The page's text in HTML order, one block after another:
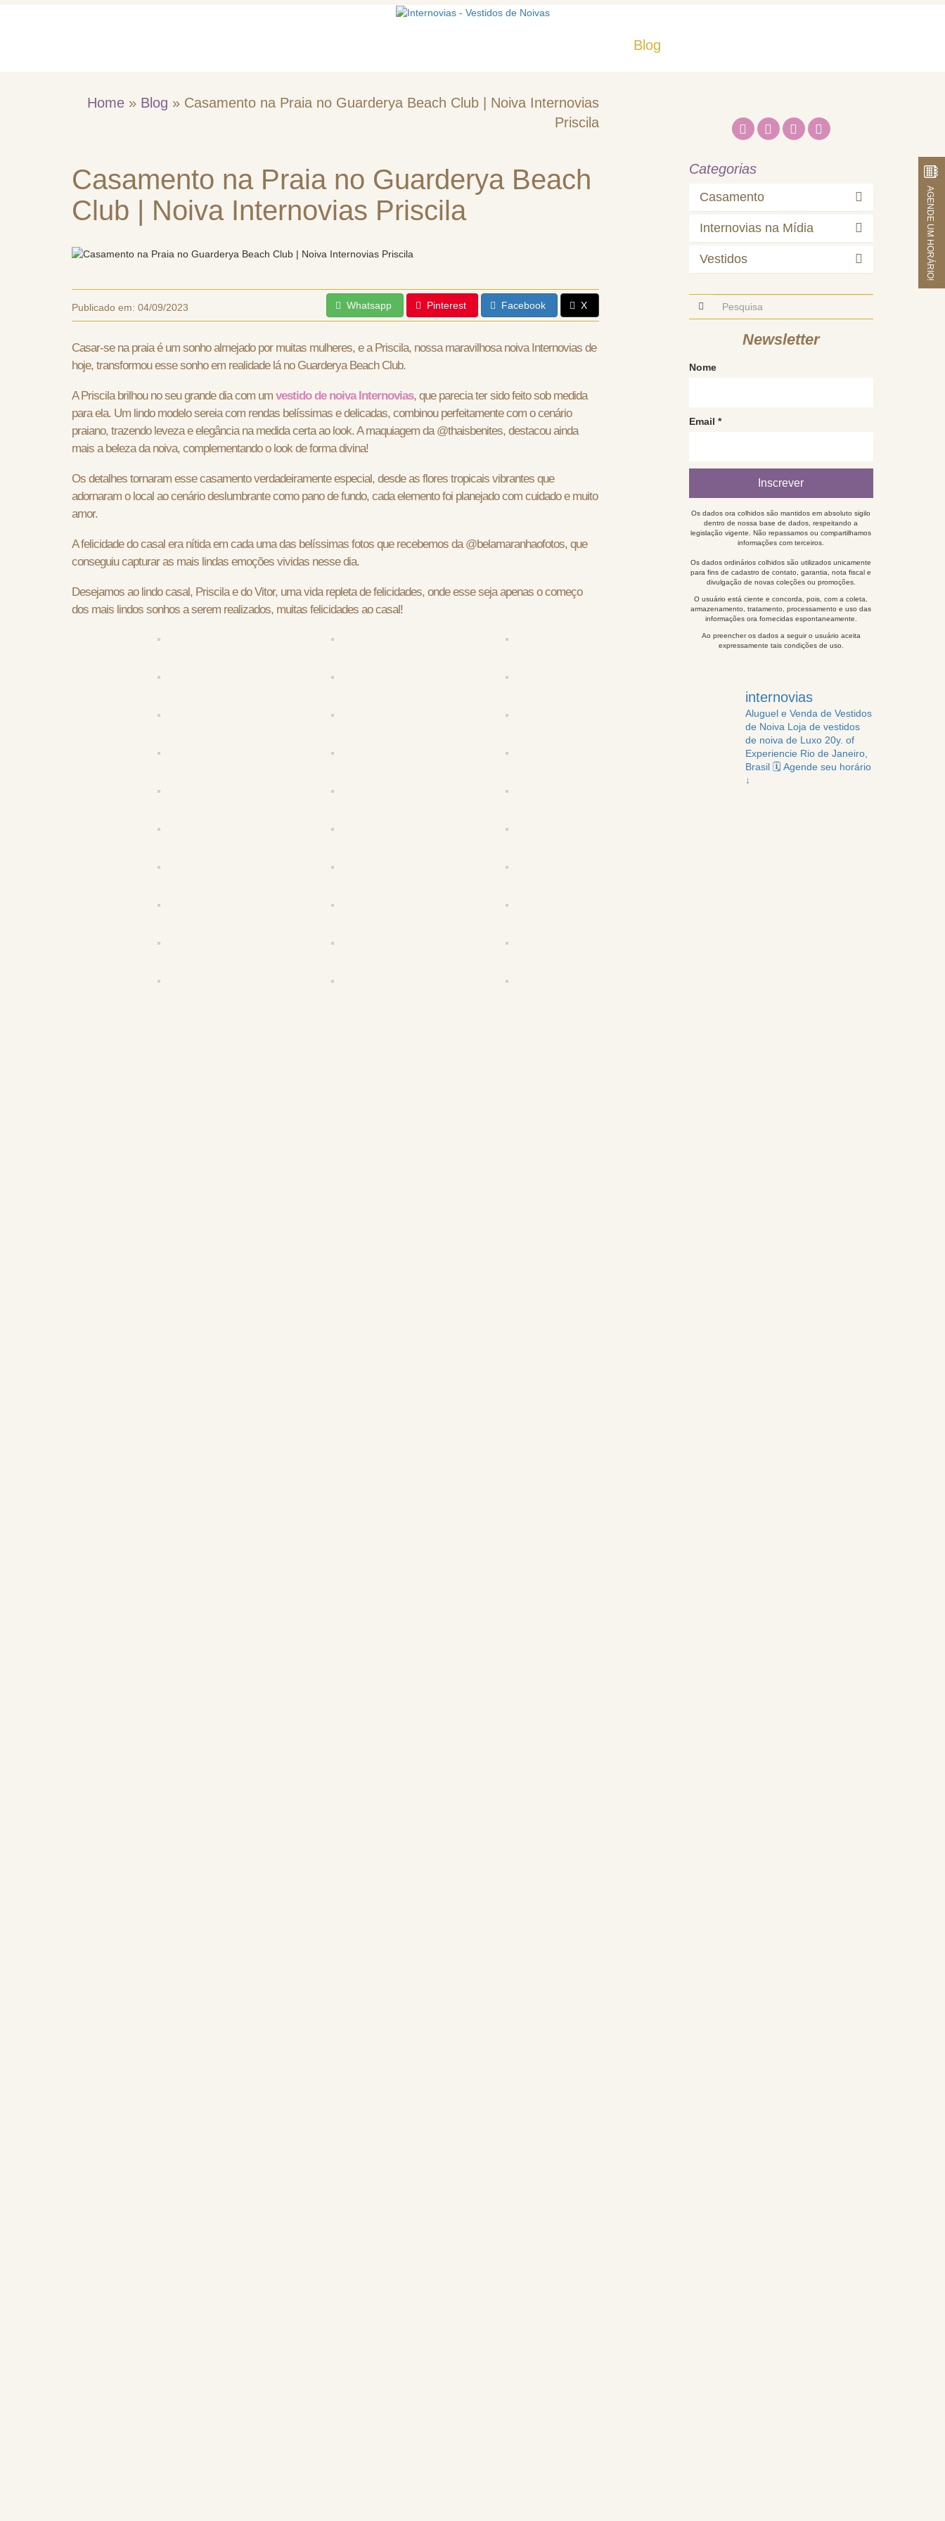
Blog
Home » Blog » Casamento na Praia no Guarderya Beach Club | Noiva Internovias
Priscila
Casamento na Praia no Guarderya Beach
Club | Noiva Internovias Priscila
Publicado em: 04/09/2023 Whatsapp Pinterest Facebook X
Casar-se na praia é um sonho almejado por muitas mulheres, e a Priscila, nossa maravilhosa noiva Internovias de
hoje, transformou esse sonho em realidade lá no Guarderya Beach Club.
A Priscila brilhou no seu grande dia com um vestido de noiva Internovias, que parecia ter sido feito sob medida
para ela. Um lindo modelo sereia com rendas belíssimas e delicadas, combinou perfeitamente com o cenário
praiano, trazendo leveza e elegância na medida certa ao look. A maquiagem da @thaisbenites, destacou ainda
mais a beleza da noiva, complementando o look de forma divina!
Os detalhes tornaram esse casamento verdadeiramente especial, desde as flores tropicais vibrantes que
adornaram o local ao cenário deslumbrante como pano de fundo, cada elemento foi planejado com cuidado e muito
amor.
A felicidade do casal era nítida em cada uma das belíssimas fotos que recebemos da @belamaranhaofotos, que
conseguiu capturar as mais lindas emoções vividas nesse dia.
Desejamos ao lindo casal, Priscila e do Vitor, uma vida repleta de felicidades, onde esse seja apenas o começo
dos mais lindos sonhos a serem realizados, muitas felicidades ao casal!
Categorias
Casamento
Internovias na Mídia
Vestidos
Newsletter
Nome
Email *
Os dados ora colhidos são mantidos em absoluto sigilo
dentro de nossa base de dados, respeitando a
legislação vigente. Não repassamos ou compartilhamos
informações com terceiros.
Os dados ordinários colhidos são utilizados unicamente
para fins de cadastro de contato, garantia, nota fiscal e
divulgação de novas coleções ou promoções.
O usuário está ciente e concorda, pois, com a coleta,
armazenamento, tratamento, processamento e uso das
informações ora fornecidas espontaneamente.
Ao preencher os dados a seguir o usuário aceita
expressamente tais condições de uso.
internovias
Aluguel e Venda de Vestidos
de NoivaLoja de vestidos
de noiva de Luxo20y. of
ExperiencieRio de Janeiro,
Brasil 🗓️ Agende seu horário
↓
AGENDE UM HORÁRIO!